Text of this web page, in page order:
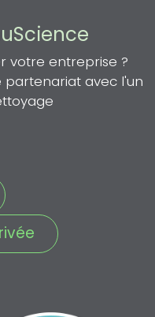
votre entreprise ?
partenariat avec l'un